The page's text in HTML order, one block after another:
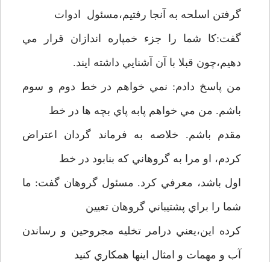
گرفتن اسلحه به آنجا رفتيم،مسئول ادوات
گفت:کا شما را جزء خمپاره اندازان قرار مي
دهيم،چون قبلا با آن آشنايي داشته ايند.
من پاسخ دادم: نمي خواهم در خط دوم و سوم
باشم. من مي خواهم پابه پاي بچه ها در خط
مقدم باشم. خلاصه به فرماند گردان اعتراض
کردم، او مرا به گروهاني که بنابود در خط
اول باشد، معرفي کرد. مسئول گروهان گفت: ما
شما را براي پشتيباني گروهان تعيين
کرده اين،يعني درامر تخليه مجروحين و رساندن
آب و مهمات و امثال اينها همکاري کنيد